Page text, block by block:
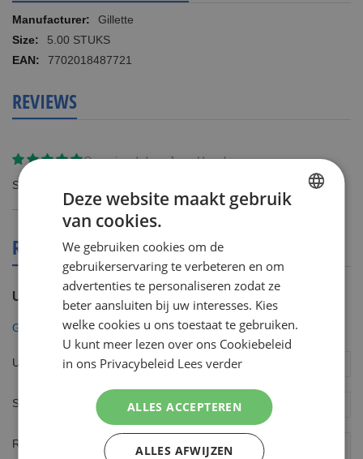
Meer
informatie
Gillette
5.00 STUKS
7702018487721
REVIEWS
Gereviewd door Jaap Hazelaar
Super zacht scheren
REVIEWS OVER DIT PRODUCT
U plaatst een review over:
Gillette SkinGuard Sensitive 5 pack
Uw naam
Samenvatting
Review
Deze website maakt gebruik
van cookies.
We gebruiken cookies om de
gebruikerservaring te verbeteren en om
advertenties te personaliseren zodat ze
beter aansluiten bij uw interesses. Kies
welke cookies u ons toestaat te gebruiken.
U kunt meer lezen over ons Cookiebeleid
in ons Privacybeleid Lees verder
ALLES ACCEPTEREN
ALLES AFWIJZEN